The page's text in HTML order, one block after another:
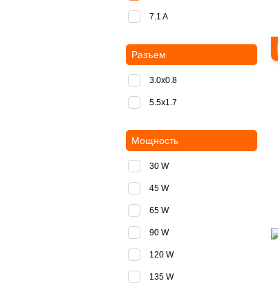
7.1 A
Разъем
3.0x0.8
5.5х1.7
Мощность
30 W
45 W
65 W
90 W
120 W
135 W